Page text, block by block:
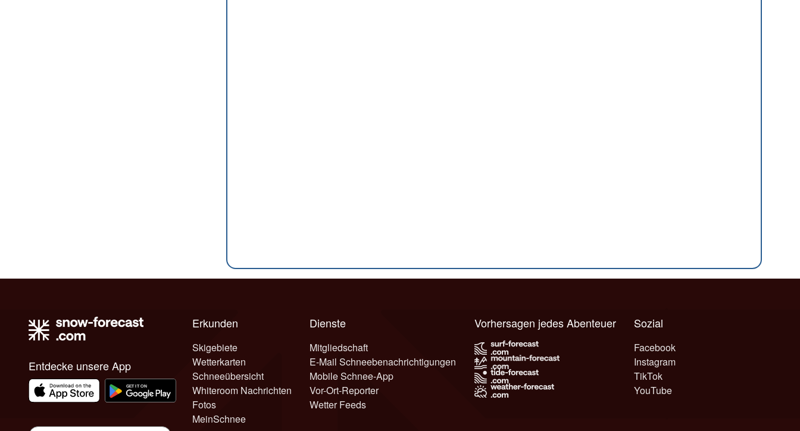
Entdecke unsere App
Erkunden
Skigebiete
Wetterkarten
Schneeübersicht
Whiteroom Nachrichten
Fotos
MeinSchnee
Dienste
Mitgliedschaft
E-Mail Schneebenachrichtigungen
Mobile Schnee-App
Vor-Ort-Reporter
Wetter Feeds
Sozial
Facebook
Instagram
TikTok
YouTube
Vorhersagen jedes Abenteuer